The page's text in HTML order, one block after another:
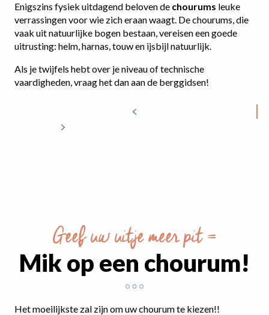
Enigszins fysiek uitdagend beloven de chourums leuke
verrassingen voor wie zich eraan waagt. De chourums, die
vaak uit natuurlijke bogen bestaan, vereisen een goede
uitrusting: helm, harnas, touw en ijsbijl natuurlijk.
Als je twijfels hebt over je niveau of technische
vaardigheden, vraag het dan aan de berggidsen!
Geef uw uitje meer pit =
Mik op een chourum!
Het moeilijkste zal zijn om uw chourum te kiezen!!